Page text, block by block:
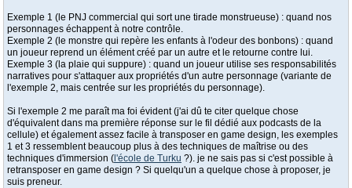
Exemple 1 (le PNJ commercial qui sort une tirade monstrueuse) : quand nos
personnages échappent à notre contrôle.
Exemple 2 (le monstre qui repère les enfants à l'odeur des bonbons) : quand
un joueur reprend un élément créé par un autre et le retourne contre lui.
Exemple 3 (la plaie qui suppure) : quand un joueur utilise ses responsabilités
narratives pour s'attaquer aux propriétés d'un autre personnage (variante de
l'exemple 2, mais centrée sur les propriétés du personnage).
Si l'exemple 2 me paraît ma foi évident (j'ai dû te citer quelque chose
d'équivalent dans ma première réponse sur le fil dédié aux podcasts de la
cellule) et également assez facile à transposer en game design, les exemples
1 et 3 ressemblent beaucoup plus à des techniques de maîtrise ou des
techniques d'immersion ( l'école de Turku ?). je ne sais pas si c'est possible à
retransposer en game design ? Si quelqu'un a quelque chose à proposer, je
suis preneur.